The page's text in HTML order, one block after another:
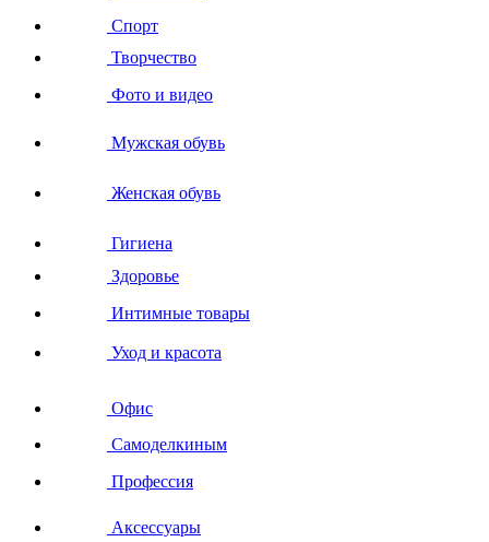
Спорт
Творчество
Фото и видео
Мужская обувь
Женская обувь
Гигиена
Здоровье
Интимные товары
Уход и красота
Офис
Самоделкиным
Профессия
Аксессуары